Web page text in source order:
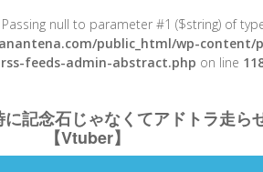
null to parameter #1 ($string) of
public_html/wp-content/
feeds-admin-abstract.php on line
に記念石じゃなくてアドトラ走ら
【Vtuber】